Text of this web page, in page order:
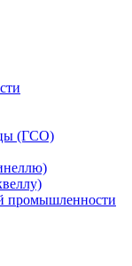
(ГСО)
промышленности